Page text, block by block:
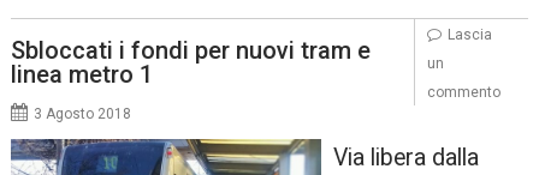
Sbloccati i fondi per nuovi tram e
linea metro 1
3 Agosto 2018
Via libera dalla
Lascia
un
commento